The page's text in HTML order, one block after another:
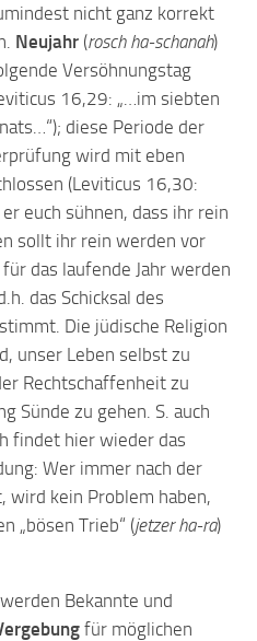
nicht ganz korrekt
Neujahr (rosch ha-schanah)
Versöhnungstag
16,29: „…im siebten
diese Periode der
wird mit eben
(Leviticus 16,30:
euch sühnen, dass ihr rein
sollt ihr rein werden vor
das laufende Jahr werden
das Schicksal des
Die jüdische Religion
unser Leben selbst zu
Rechtschaffenheit zu
Sünde zu gehen. S. auch
findet hier wieder das
Wer immer nach der
wird kein Problem haben,
„bösen Trieb“ (jetzer ha-ra)
Bekannte und
für möglichen